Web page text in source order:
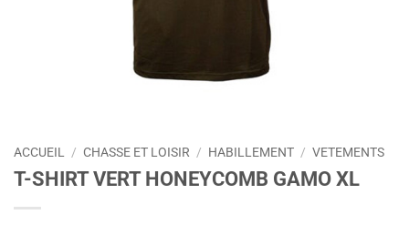
ACCUEIL / CHASSE ET LOISIR / HABILLEMENT / VETEMENTS
T-SHIRT VERT HONEYCOMB GAMO XL